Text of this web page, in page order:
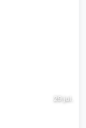
29 jul.